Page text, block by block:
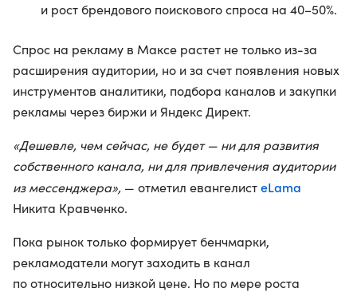
и рост брендового поискового спроса на 40–50%.
Спрос на рекламу в Максе растет не только из-за
расширения аудитории, но и за счет появления новых
инструментов аналитики, подбора каналов и закупки
рекламы через биржи и Яндекс Директ.
«Дешевле, чем сейчас, не будет — ни для развития
собственного канала, ни для привлечения аудитории
из мессенджера», — отметил евангелистeLama
Никита Кравченко.
Пока рынок только формирует бенчмарки,
рекламодатели могут заходить в канал
по относительно низкой цене. Но по мере роста